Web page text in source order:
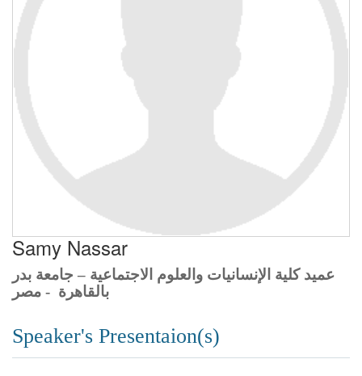
Samy Nassar
عميد كلية الإنسانيات والعلوم الاجتماعية – جامعة بدر
بالقاهرة - مصر
Speaker's Presentaion(s)